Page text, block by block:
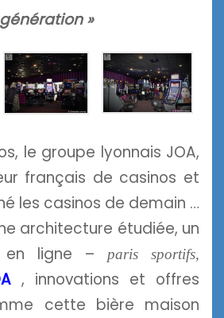
génération »
le groupe lyonnais JOA,
français de casinos et
les casinos de demain …
architecture étudiée, un
ligne – paris sportifs,
, innovations et offres
cette bière maison